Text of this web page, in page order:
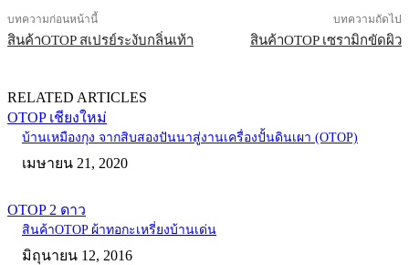
บทความก่อนหน้านี้
สินค้าOTOP สเปรย์ระงับกลิ่นเท้า
บทความถัดไป
สินค้าOTOP เซรามิกขัดผิว
RELATED ARTICLES
OTOP เชียงใหม่
บ้านเหมืองกุง จากสิบสองปันนาสู่งานเครื่องปั้นดินเผา (OTOP)
เมษายน 21, 2020
OTOP 2 ดาว
สินค้าOTOP ผ้าทอกะเหรี่ยงบ้านเด่น
มิถุนายน 12, 2016